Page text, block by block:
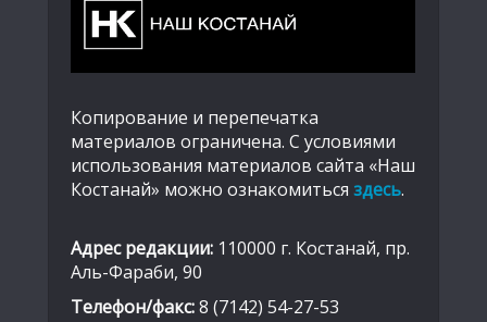
Копирование и перепечатка
материалов ограничена. С условиями
использования материалов сайта «Наш
Костанай» можно ознакомиться здесь.
Адрес редакции: 110000 г. Костанай, пр.
Аль-Фараби, 90
Телефон/факс:8 (7142) 54-27-53